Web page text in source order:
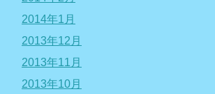
2014年1月
2013年12月
2013年11月
2013年10月